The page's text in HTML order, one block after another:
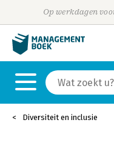
Op werkdagen
Diversiteit en inclusie